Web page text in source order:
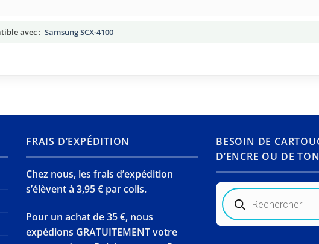
avec : Samsung SCX-4100
FRAIS D’EXPÉDITION
Chez nous, les frais d’expédition
s’élèvent à 3,95 € par colis.
Pour un achat de 35 €, nous
expédions GRATUITEMENT votre
BESOIN DE
D’ENCRE OU DE
Recherche
de
produits